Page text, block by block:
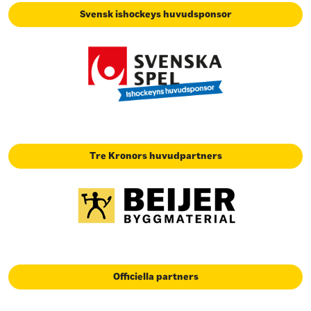
Svensk ishockeys huvudsponsor
Tre Kronors huvudpartners
Officiella partners